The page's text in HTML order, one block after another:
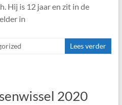
Hij is 12 jaar en zit in de
in
Lees verder
2020